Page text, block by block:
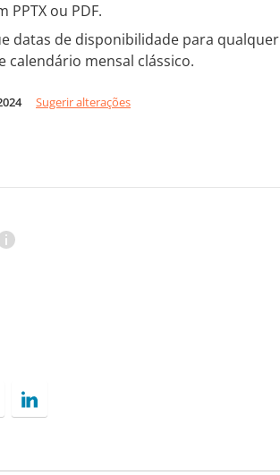
PPTX ou PDF.
datas de disponibilidade para qualquer
mensal clássico.
Sugerir alterações